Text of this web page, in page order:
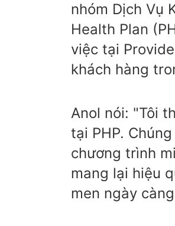
nhóm Dịch Vụ
Health Plan
việc tại
khách hàng
Anol nói: "Tôi
tại PHP.
chương trình
mang lại hiệu
men ngày